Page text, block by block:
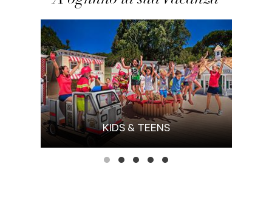
KIDS & TEENS